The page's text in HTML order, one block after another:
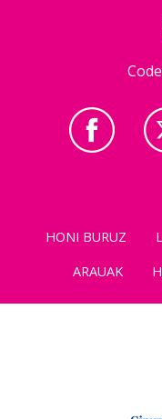
HONI BURUZ
ARAUAK